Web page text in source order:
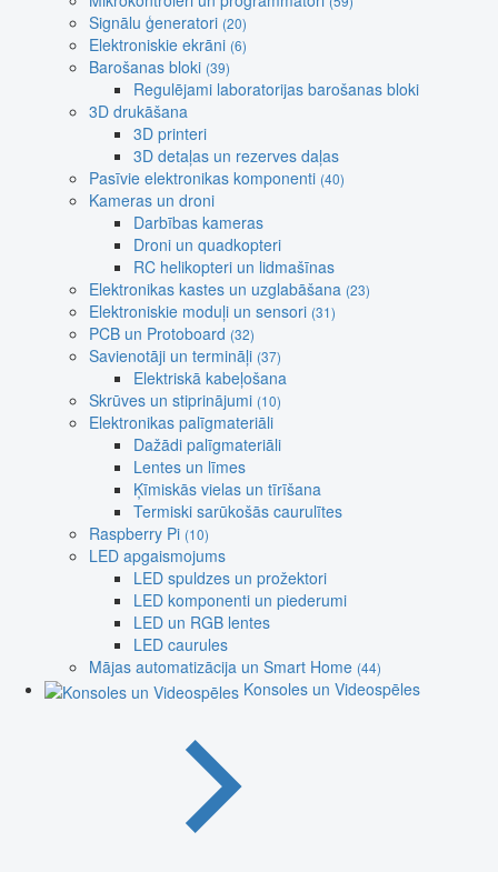
Signālu ģeneratori (20)
Elektroniskie ekrāni (6)
Barošanas bloki (39)
Regulējami laboratorijas barošanas bloki
3D drukāšana
3D printeri
3D detaļas un rezerves daļas
Pasīvie elektronikas komponenti (40)
Kameras un droni
Darbības kameras
Droni un quadkopteri
RC helikopteri un lidmašīnas
Elektronikas kastes un uzglabāšana (23)
Elektroniskie moduļi un sensori (31)
PCB un Protoboard (32)
Savienotāji un termināļi (37)
Elektriskā kabeļošana
Skrūves un stiprinājumi (10)
Elektronikas palīgmateriāli
Dažādi palīgmateriāli
Lentes un līmes
Ķīmiskās vielas un tīrīšana
Termiski sarūkošās caurulītes
Raspberry Pi (10)
LED apgaismojums
LED spuldzes un prožektori
LED komponenti un piederumi
LED un RGB lentes
LED caurules
Mājas automatizācija un Smart Home (44)
Konsoles un Videospēles